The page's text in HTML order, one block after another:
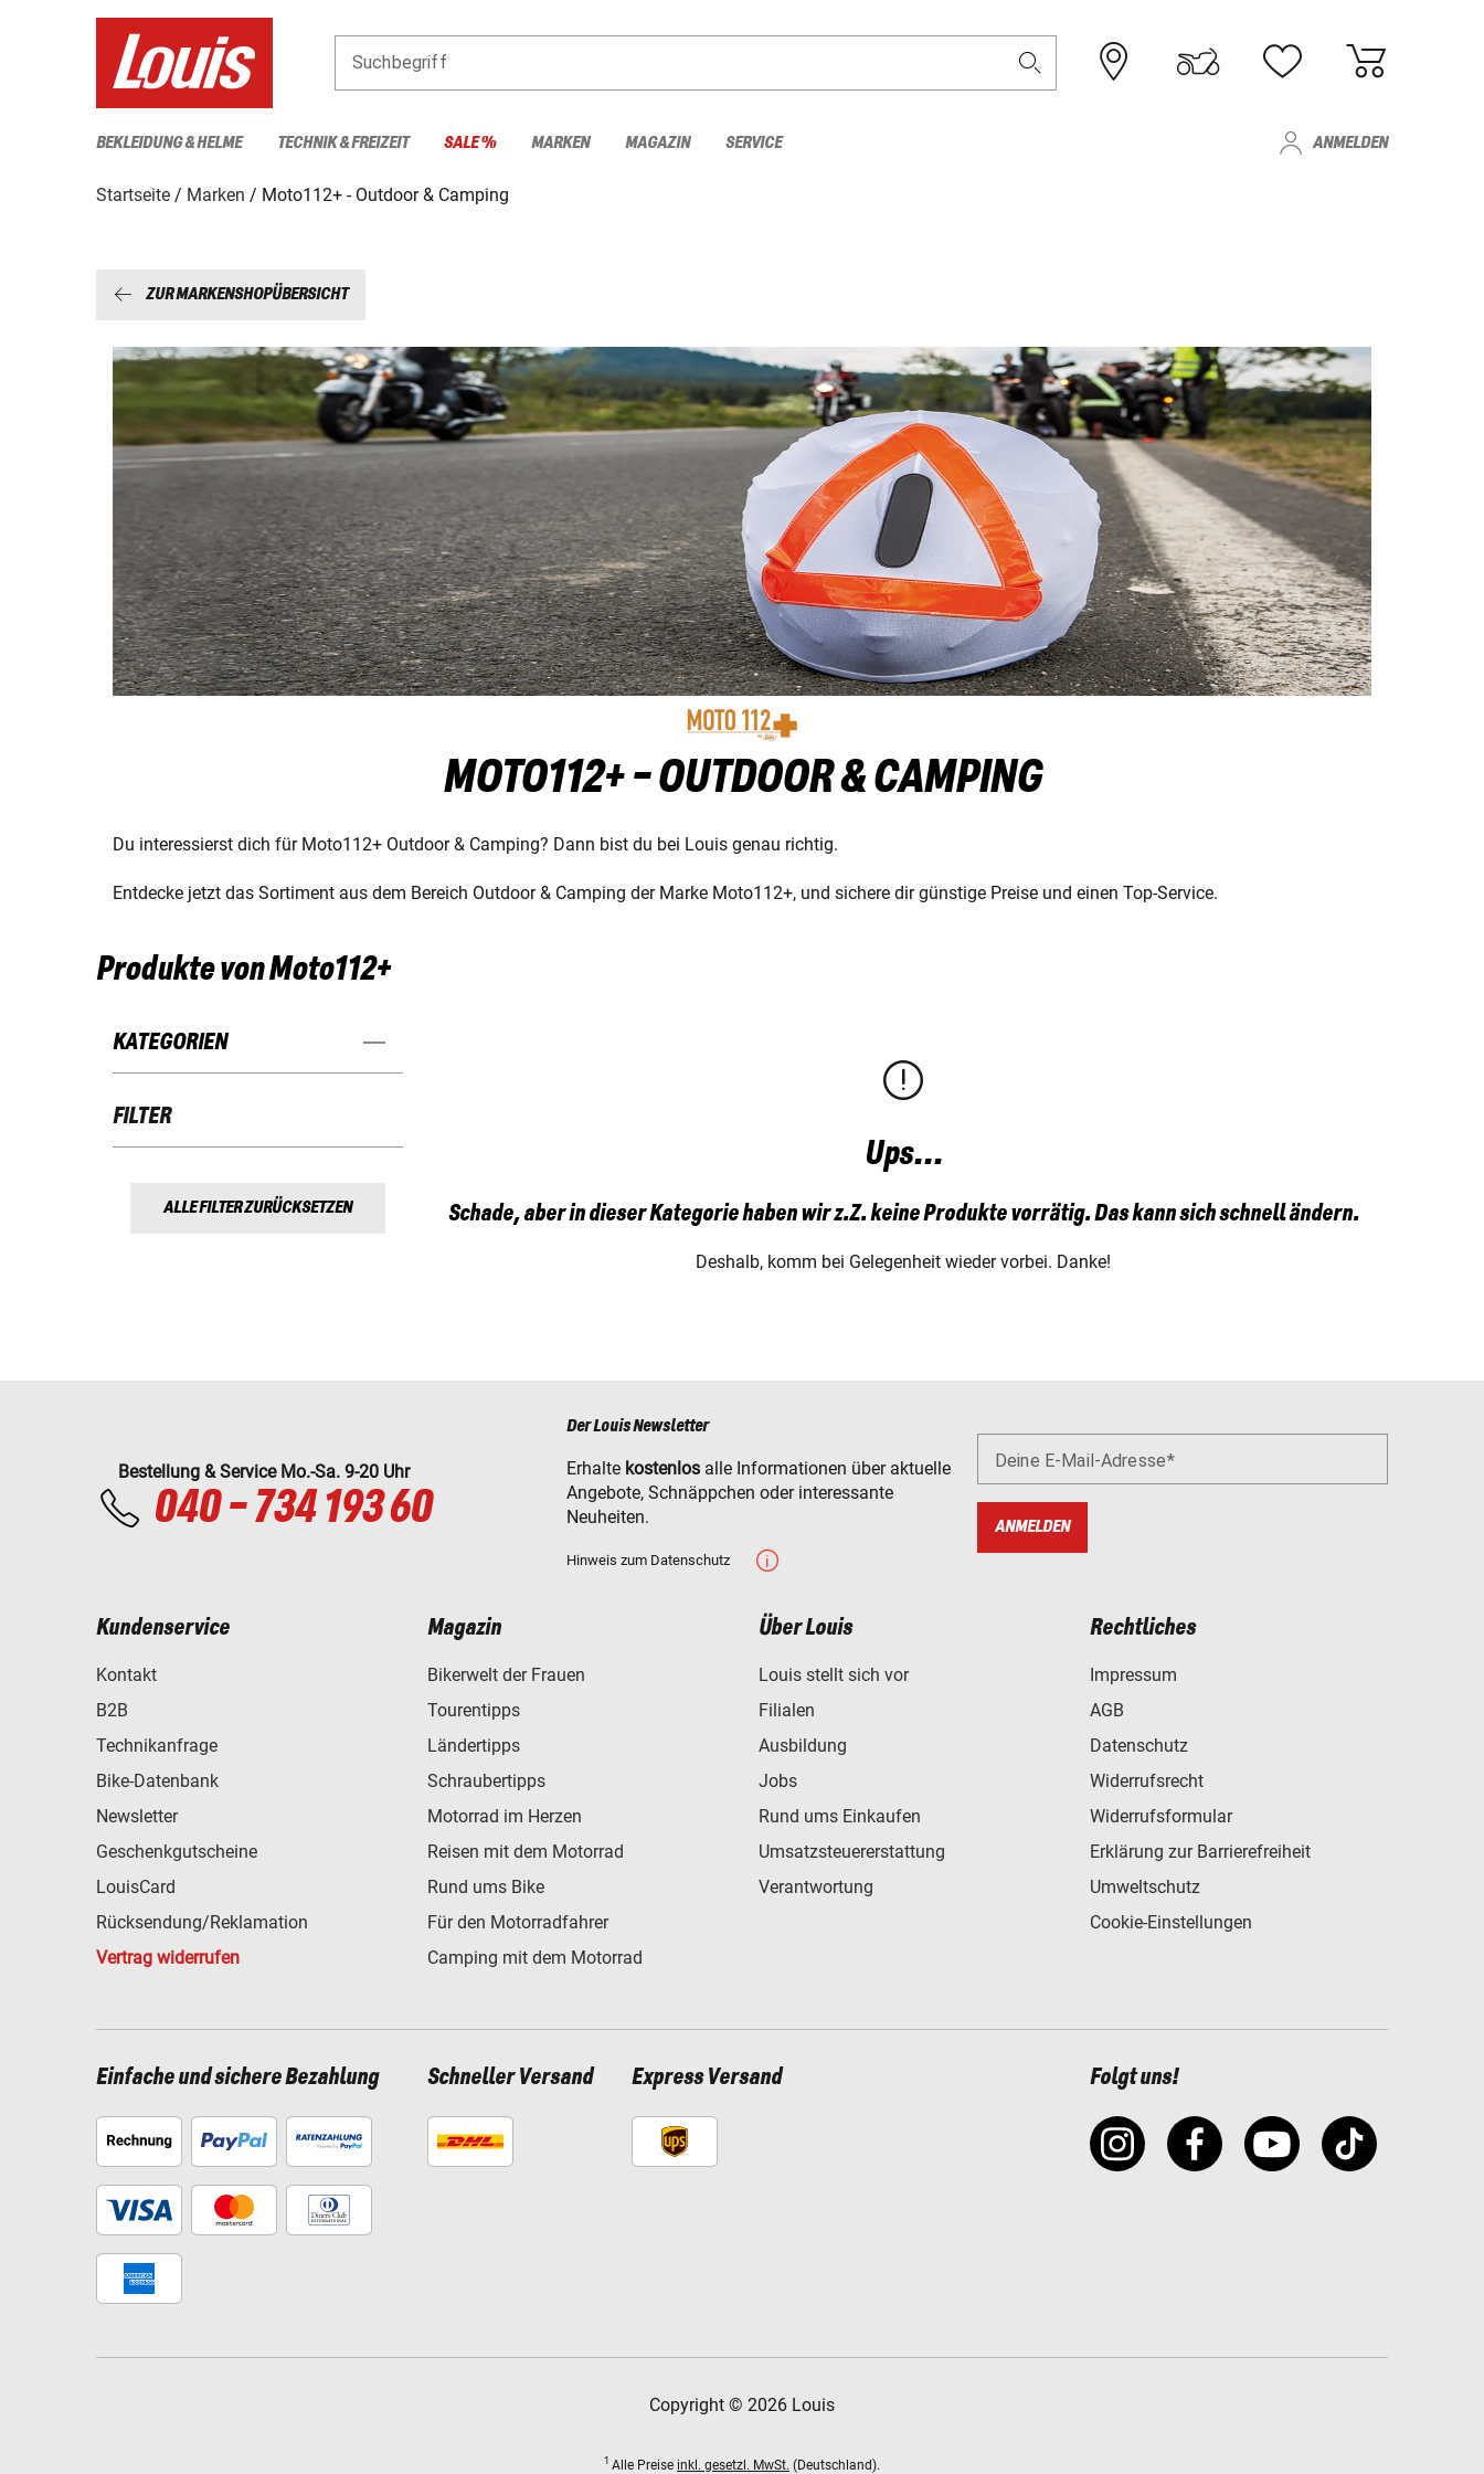
Suchbegriff
BEKLEIDUNG & HELME TECHNIK & FREIZEIT SALE % MARKEN MAGAZIN SERVICE ANMELDEN
Startseite Marken Moto112+ - Outdoor & Camping
ZUR MARKENSHOPÜBERSICHT
MOTO112+ - OUTDOOR & CAMPING
Du interessierst dich für Moto112+ Outdoor & Camping? Dann bist du bei Louis genau richtig.
Entdecke jetzt das Sortiment aus dem Bereich Outdoor & Camping der Marke Moto112+, und sichere dir günstige Preise und einen Top-Service.
Produkte von Moto112+
KATEGORIEN
FILTER
ALLE FILTER ZURÜCKSETZEN
Ups...
Schade, aber in dieser Kategorie haben wir z.Z. keine Produkte vorrätig. Das kann sich schnell ändern.
Deshalb, komm bei Gelegenheit wieder vorbei. Danke!
Bestellung & Service Mo.-Sa. 9-20 Uhr
040 - 734 193 60
Der Louis Newsletter
Erhalte kostenlos alle Informationen über aktuelle
Angebote, Schnäppchen oder interessante
Neuheiten.
Hinweis zum Datenschutz
Deine E-Mail-Adresse
ANMELDEN
Kundenservice
Kontakt
B2B
Technikanfrage
Bike-Datenbank
Newsletter
Geschenkgutscheine
LouisCard
Rücksendung/Reklamation
Vertrag widerrufen
Magazin
Bikerwelt der Frauen
Tourentipps
Ländertipps
Schraubertipps
Motorrad im Herzen
Reisen mit dem Motorrad
Rund ums Bike
Für den Motorradfahrer
Camping mit dem Motorrad
Über Louis
Louis stellt sich vor
Filialen
Ausbildung
Jobs
Rund ums Einkaufen
Umsatzsteuererstattung
Verantwortung
Rechtliches
Impressum
AGB
Datenschutz
Widerrufsrecht
Widerrufsformular
Erklärung zur Barrierefreiheit
Umweltschutz
Cookie-Einstellungen
Einfache und sichere Bezahlung Schneller Versand Express Versand Folgt uns!
Copyright © 2026 Louis
1 Alle Preise inkl. gesetzl. MwSt. (Deutschland).